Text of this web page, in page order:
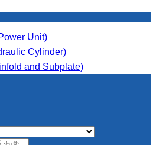
Unit)
Cylinder)
and Subplate)